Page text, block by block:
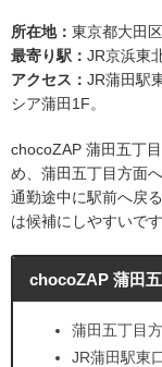
所在地： 東京都大田
最寄り駅： JR京浜東
アクセス： JR蒲田駅
シア蒲田1F。
chocoZAP 蒲田五丁
め、蒲田五丁目方面
通勤途中に駅前へ戻
は候補にしやすいです
chocoZAP 蒲田
蒲田五丁目
JR蒲田駅東